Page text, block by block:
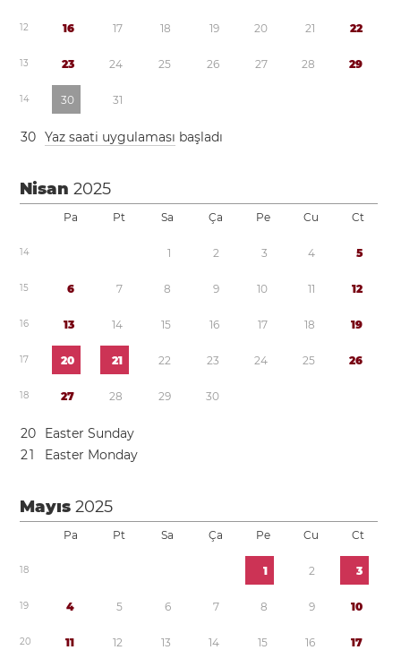
12 16 17 18 19 20 21 22
13 23 24 25 26 27 28 29
14 30 31
30 Yaz saati uygulaması başladı
Nisan2025
Pa Pt Sa Ça Pe Cu Ct
14 1 2 3 4 5
15 6 7 8 9 10 11 12
16 13 14 15 16 17 18 19
17 20 21 22 23 24 25 26
18 27 28 29 30
20
Easter Sunday
21 Easter Monday
Mayıs2025
Pa Pt Sa Ça Pe Cu Ct
18 1 2 3
19 4 5 6 7 8 9 10
20 11 12 13 14 15 16 17